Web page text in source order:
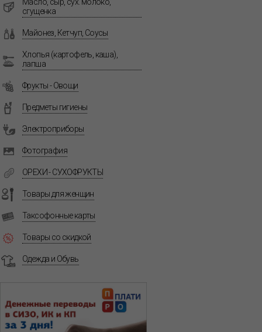
сгущенка
Майонез, Кетчуп, Соусы
Хлопья (картофель, каша),
лапша
Фрукты - Овощи
Предметы гигиены
Электроприборы
Фотография
ОРЕХИ - СУХОФРУКТЫ
Товары для женщин
Таксофонные карты
Товары со скидкой
Одежда и Обувь